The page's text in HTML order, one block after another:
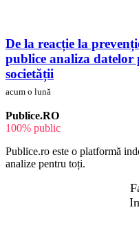
De la reacție la
publice analiza datelor
societății
acum o lună
Publice.RO
100% public
Publice.ro este o platformă
analize pentru toți.